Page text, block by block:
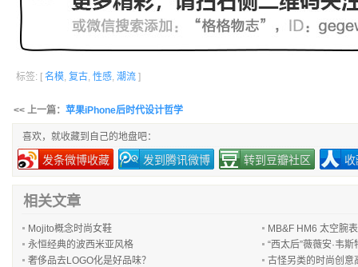
标签: [ 名模, 复古, 性感, 潮流 ]
<< 上一篇： 苹果iPhone后时代设计哲学
喜欢，就收藏到自己的地盘吧：
发条微博收藏 发到腾讯微博 转到豆瓣社区
相关文章
Mojito概念时尚女鞋
MB&F HM6 太空腕表
永恒经典的波西米亚风格
“西太后”薇薇安·韦
奢侈品去LOGO化是好品味？
古怪另类的时尚创意